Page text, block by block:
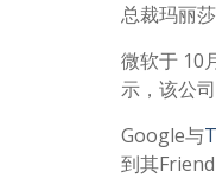
总裁玛丽
微软于 10
示，该公
Google与
到其